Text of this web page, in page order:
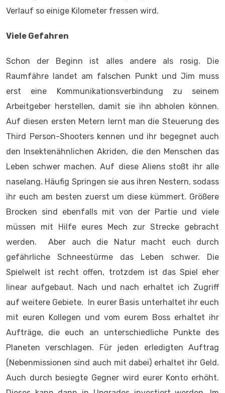
Verlauf so einige Kilometer fressen wird.
Viele Gefahren
Schon der Beginn ist alles andere als rosig. Die
Raumfähre landet am falschen Punkt und Jim muss
erst eine Kommunikationsverbindung zu seinem
Arbeitgeber herstellen, damit sie ihn abholen können.
Auf diesen ersten Metern lernt man die Steuerung des
Third Person-Shooters kennen und ihr begegnet auch
den Insektenähnlichen Akriden, die den Menschen das
Leben schwer machen. Auf diese Aliens stoßt ihr alle
naselang. Häufig Springen sie aus ihren Nestern, sodass
ihr euch am besten zuerst um diese kümmert. Größere
Brocken sind ebenfalls mit von der Partie und viele
müssen mit Hilfe eures Mech zur Strecke gebracht
werden. Aber auch die Natur macht euch durch
gefährliche Schneestürme das Leben schwer. Die
Spielwelt ist recht offen, trotzdem ist das Spiel eher
linear aufgebaut. Nach und nach erhaltet ich Zugriff
auf weitere Gebiete. In eurer Basis unterhaltet ihr euch
mit euren Kollegen und vom eurem Boss erhaltet ihr
Aufträge, die euch an unterschiedliche Punkte des
Planeten verschlagen. Für jeden erledigten Auftrag
(Nebenmissionen sind auch mit dabei) erhaltet ihr Geld.
Auch durch besiegte Gegner wird eurer Konto erhöht.